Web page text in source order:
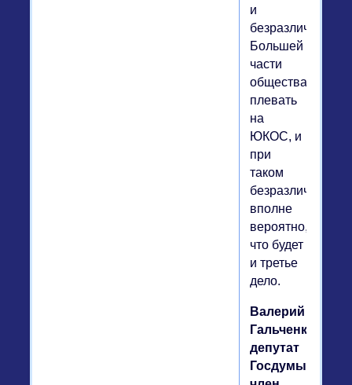
и
безразличием.
Большей
части
общества
плевать
на
ЮКОС, и
при
таком
безразличии
вполне
вероятно,
что будет
и третье
дело.
Валерий
Гальченко,
депутат
Госдумы,